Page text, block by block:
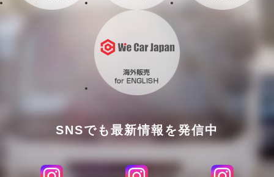
SNSでも最新情報を発信中